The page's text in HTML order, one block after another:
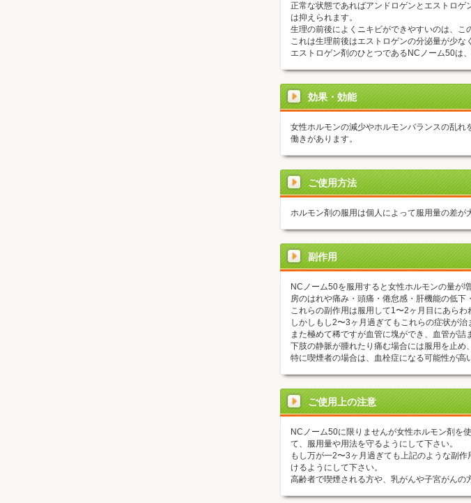
正常な状態であればアンドロゲンとエストロ
は抑えられます。
生理の前後によくニキビができやすいのは、こ
これは生理前後はエストロゲンの分泌量が少な
エストロゲン剤のひとつであるNCノーム50は
効果・効能
女性ホルモンの減少やホルモンバランスの乱
働きがあります。
ご使用方法
ホルモン剤の服用は個人によって服用量の差が
副作用
NCノーム50を服用すると女性ホルモンの量が
房のはれや痛み・頭痛・倦怠感・肝機能の低下
これらの副作用は服用して1〜2ヶ月目にあら
しかしもし2〜3ヶ月過ぎてもこれらの症状が
また極めて稀ですが血管に塊ができ、血管が詰
下肢の静脈が腫れたり痛む場合には服用を止め
特に喫煙者の場合は、血栓症になる可能性が高
ご使用上の注意
NCノーム50に限りませんが女性ホルモン剤を
て、服用量や用法を守るようにして下さい。
もし万が一2〜3ヶ月過ぎても上記のような副
けるようにして下さい。
高齢者で喫煙される方や、乳がんや子宮がんの